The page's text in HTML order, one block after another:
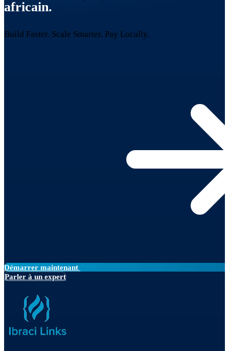
africain.
Build Faster. Scale Smarter. Pay Locally.
Démarrer maintenant
Parler à un expert